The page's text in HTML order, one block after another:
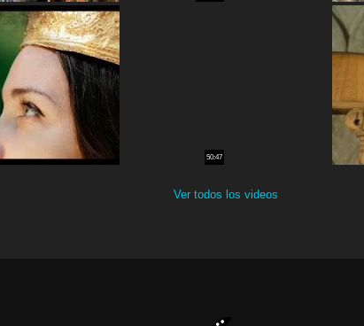
50:47
Ver todos los videos